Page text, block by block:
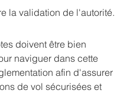
la validation de l'autorité.
doivent être bien
naviguer dans cette
afin d'assurer
de vol sécurisées et